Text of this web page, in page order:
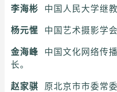
李海彬 中国人民大学继
杨元惺 中国艺术摄影学会
金海峰 中国文化网络传
长。
赵家骐 原北京市市委常